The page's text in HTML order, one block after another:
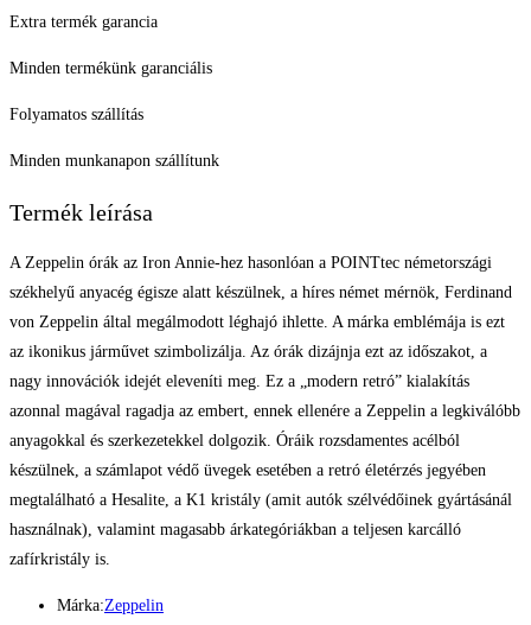
Extra termék garancia
Minden termékünk garanciális
Folyamatos szállítás
Minden munkanapon szállítunk
Termék leírása
A Zeppelin órák az Iron Annie-hez hasonlóan a POINTtec németországi
székhelyű anyacég égisze alatt készülnek, a híres német mérnök, Ferdinand
von Zeppelin által megálmodott léghajó ihlette. A márka emblémája is ezt
az ikonikus járművet szimbolizálja. Az órák dizájnja ezt az időszakot, a
nagy innovációk idejét eleveníti meg. Ez a „modern retró” kialakítás
azonnal magával ragadja az embert, ennek ellenére a Zeppelin a legkiválóbb
anyagokkal és szerkezetekkel dolgozik. Óráik rozsdamentes acélból
készülnek, a számlapot védő üvegek esetében a retró életérzés jegyében
megtalálható a Hesalite, a K1 kristály (amit autók szélvédőinek gyártásánál
használnak), valamint magasabb árkategóriákban a teljesen karcálló
zafírkristály is.
Márka:Zeppelin